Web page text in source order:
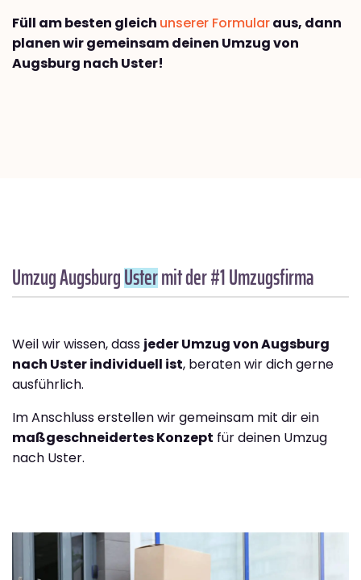
Füll am besten gleich unserer Formularaus, dann
planen wir gemeinsam deinen Umzug von
Augsburg nach Uster!
Umzug AugsburgUstermit der #1 Umzugsfirma
Weil wir wissen, dass jeder Umzug von Augsburg
nach Uster individuell ist, beraten wir dich gerne
ausführlich.
Im Anschluss erstellen wir gemeinsam mit dir ein
maßgeschneidertes Konzept für deinen Umzug
nach Uster.